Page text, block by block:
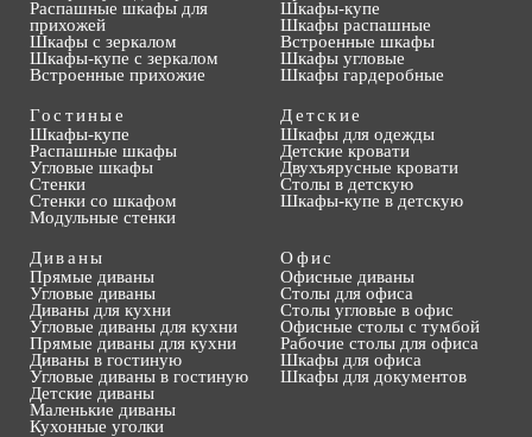
Распашные шкафы для
прихожей
Шкафы с зеркалом
Шкафы-купе с зеркалом
Встроенные прихожие
Шкафы-купе
Шкафы распашные
Встроенные шкафы
Шкафы угловые
Шкафы гардеробные
Гостиные
Шкафы-купе
Распашные шкафы
Угловые шкафы
Стенки
Стенки со шкафом
Модульные стенки
Детские
Шкафы для одежды
Детские кровати
Двухъярусные кровати
Столы в детскую
Шкафы-купе в детскую
Диваны
Прямые диваны
Угловые диваны
Диваны для кухни
Угловые диваны для кухни
Прямые диваны для кухни
Диваны в гостиную
Угловые диваны в гостиную
Детские диваны
Маленькие диваны
Кухонные уголки
Офис
Офисные диваны
Столы для офиса
Столы угловые в офис
Офисные столы с тумбой
Рабочие столы для офиса
Шкафы для офиса
Шкафы для документов